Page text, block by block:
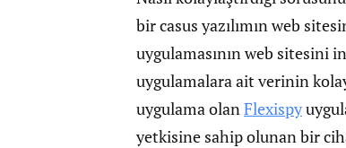
bir casus yazılımın web
uygulamasının web sitesini
uygulamalara ait verinin
uygulama olanFlexispy
yetkisine sahip olunan bir